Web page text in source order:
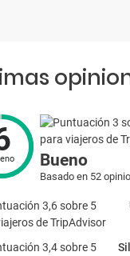
Bueno
Basado en 52